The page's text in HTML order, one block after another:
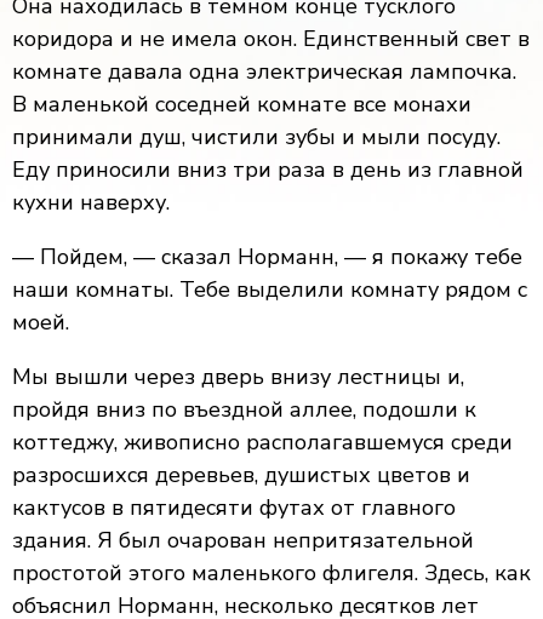
Она находилась в темном конце тусклого
коридора и не имела окон. Единственный свет в
комнате давала одна электрическая лампочка.
В маленькой соседней комнате все монахи
принимали душ, чистили зубы и мыли посуду.
Еду приносили вниз три раза в день из главной
кухни наверху.
— Пойдем, — сказал Норманн, — я покажу тебе
наши комнаты. Тебе выделили комнату рядом с
моей.
Мы вышли через дверь внизу лестницы и,
пройдя вниз по въездной аллее, подошли к
коттеджу, живописно располагавшемуся среди
разросшихся деревьев, душистых цветов и
кактусов в пятидесяти футах от главного
здания. Я был очарован непритязательной
простотой этого маленького флигеля. Здесь, как
объяснил Норманн, несколько десятков лет